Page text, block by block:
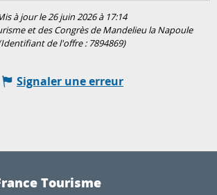
à jour le 26 juin 2026 à 17:14
et des Congrès de Mandelieu la Napoule
de l'offre : 7894869)
Signaler une erreur
Tourisme